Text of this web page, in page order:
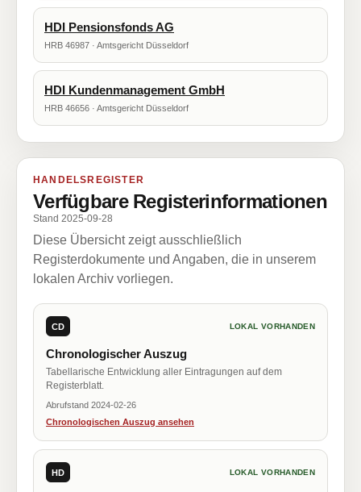
HDI Pensionsfonds AG
HRB 46987 · Amtsgericht Düsseldorf
HDI Kundenmanagement GmbH
HRB 46656 · Amtsgericht Düsseldorf
HANDELSREGISTER
Verfügbare Registerinformationen
Stand 2025-09-28
Diese Übersicht zeigt ausschließlich
Registerdokumente und Angaben, die in unserem
lokalen Archiv vorliegen.
CD LOKAL VORHANDEN
Chronologischer Auszug
Tabellarische Entwicklung aller Eintragungen auf dem
Registerblatt.
Abrufstand 2024-02-26
Chronologischen Auszug ansehen
HD LOKAL VORHANDEN